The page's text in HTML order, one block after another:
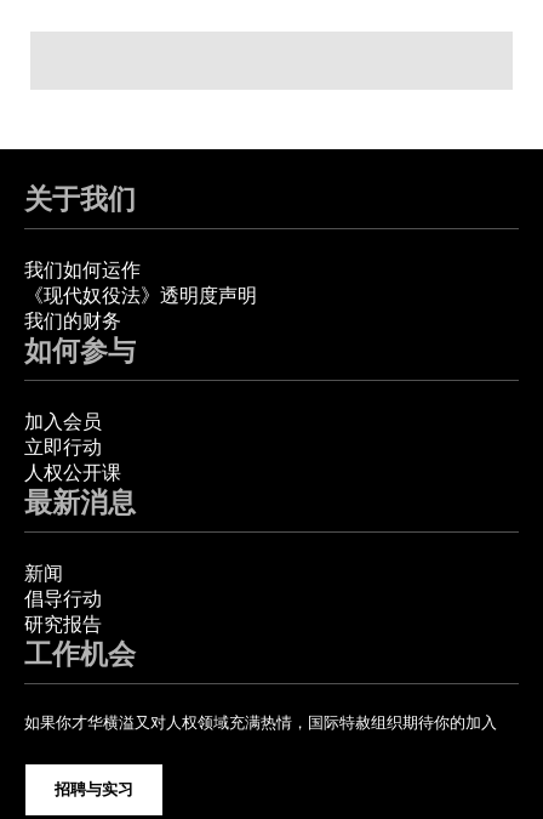
关于我们
我们如何运作
《现代奴役法》透明度声明
我们的财务
如何参与
加入会员
立即行动
人权公开课
最新消息
新闻
倡导行动
研究报告
工作机会
如果你才华横溢又对人权领域充满热情，国际特赦组织期待你的加入
招聘与实习